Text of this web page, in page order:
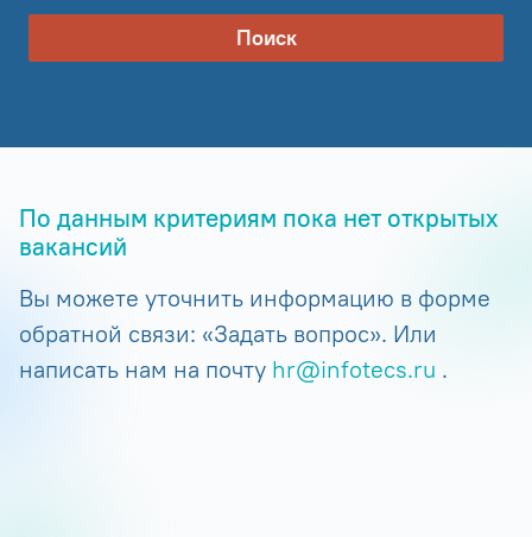
Поиск
По данным критериям пока нет открытых
вакансий
Вы можете уточнить информацию в форме
обратной связи: «Задать вопрос». Или
написать нам на почту hr@infotecs.ru .